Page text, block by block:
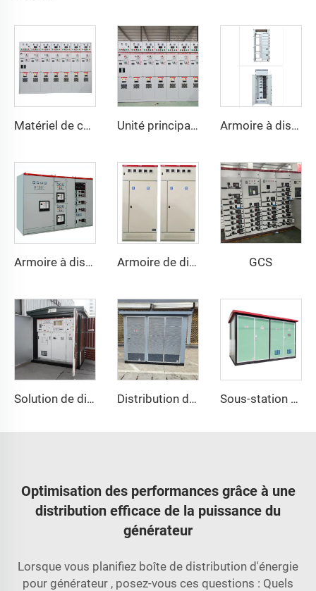
Matériel de commutation métallique AC HXGN15 -12 Unité principale en anneau SM6 GIS Matériel de commutation SF6 Armoire à disjoncteurs basse tension GCK à tiroirs
Armoire à disjoncteurs basse tension GCS à tiroirs Armoire de distribution basse tension AC GGD GCS
Solution de distribution d'énergie efficace et économisant l'énergie Distribution d'énergie sûre et fiable Sous-station de type européen
Optimisation des performances grâce à une
distribution efficace de la puissance du
générateur
Lorsque vous planifiez boîte de distribution d'énergie
pour générateur , posez-vous ces questions : Quels